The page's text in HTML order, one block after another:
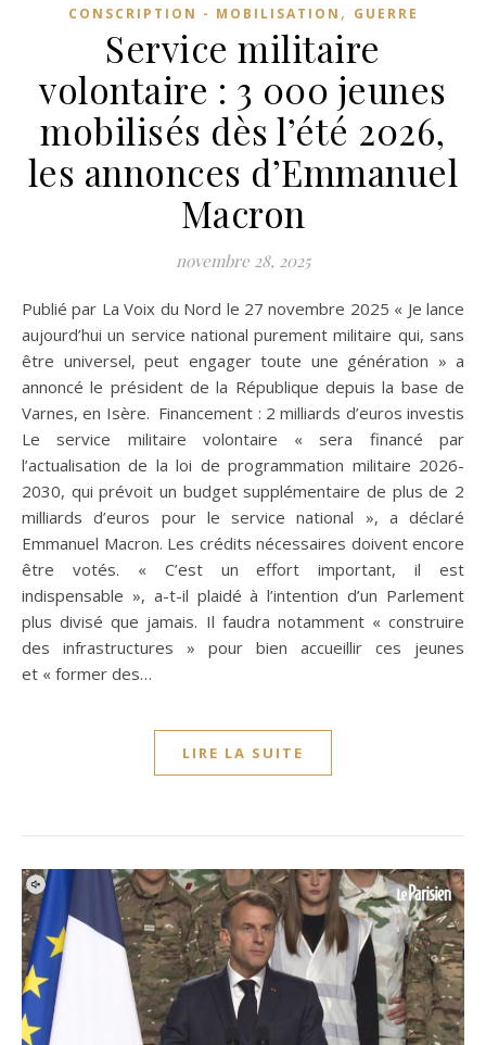
CONSCRIPTION - MOBILISATION , GUERRE
Service militaire
volontaire : 3 000 jeunes
mobilisés dès l’été 2026,
les annonces d’Emmanuel
Macron
novembre 28, 2025
Publié par La Voix du Nord le 27 novembre 2025 « Je lance
aujourd’hui un service national purement militaire qui, sans
être universel, peut engager toute une génération » a
annoncé le président de la République depuis la base de
Varnes, en Isère. Financement : 2 milliards d’euros investis
Le service militaire volontaire « sera financé par
l’actualisation de la loi de programmation militaire 2026-
2030, qui prévoit un budget supplémentaire de plus de 2
milliards d’euros pour le service national », a déclaré
Emmanuel Macron. Les crédits nécessaires doivent encore
être votés. « C’est un effort important, il est
indispensable », a-t-il plaidé à l’intention d’un Parlement
plus divisé que jamais. Il faudra notamment « construire
des infrastructures » pour bien accueillir ces jeunes
et « former des…
LIRE LA SUITE